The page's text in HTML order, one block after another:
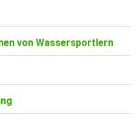
von Wassersportlern